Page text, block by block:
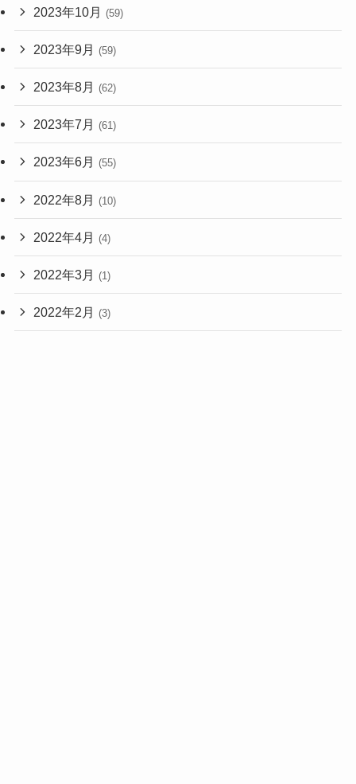
2023年10月 (59)
2023年9月 (59)
2023年8月 (62)
2023年7月 (61)
2023年6月 (55)
2022年8月 (10)
2022年4月 (4)
2022年3月 (1)
2022年2月 (3)